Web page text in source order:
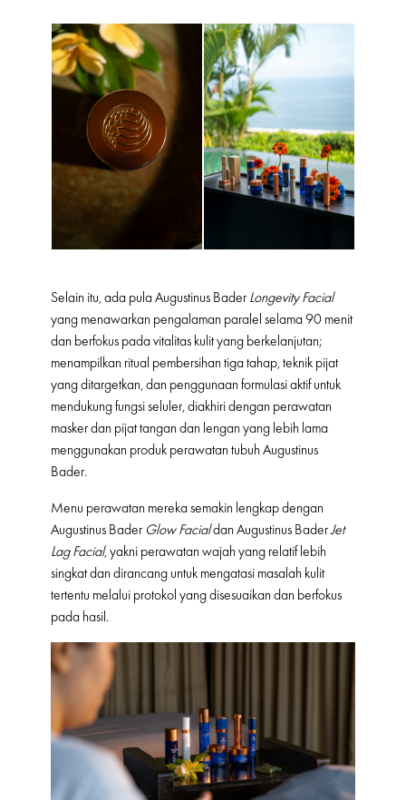
Selain itu, ada pula Augustinus Bader Longevity Facial
yang menawarkan pengalaman paralel selama 90 menit
dan berfokus pada vitalitas kulit yang berkelanjutan;
menampilkan ritual pembersihan tiga tahap, teknik pijat
yang ditargetkan, dan penggunaan formulasi aktif untuk
mendukung fungsi seluler, diakhiri dengan perawatan
masker dan pijat tangan dan lengan yang lebih lama
menggunakan produk perawatan tubuh Augustinus
Bader.
Menu perawatan mereka semakin lengkap dengan
Augustinus Bader Glow Facialdan Augustinus BaderJet
Lag Facial, yakni perawatan wajah yang relatif lebih
singkat dan dirancang untuk mengatasi masalah kulit
tertentu melalui protokol yang disesuaikan dan berfokus
pada hasil.